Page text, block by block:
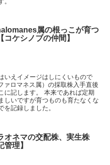
属の根っこが育つ
コケシノブの仲間】
いえイメージはしにくいもので
ァロマネス属）の採取株入手直後
に記します。 本来であれば定期
しいですが育つものも育たなくな
記録しました。
オネマの交配株、実生株
管理】